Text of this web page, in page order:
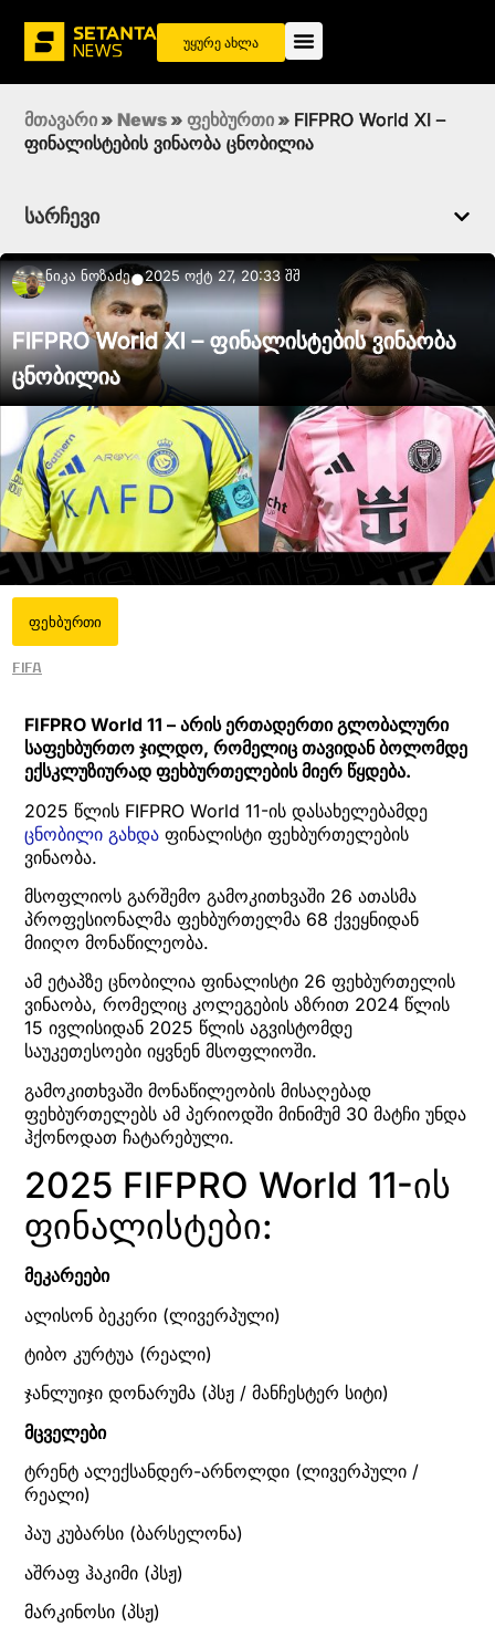
უყურე ახლა
მთავარი » News » ფეხბურთი » FIFPRO World XI –
ფინალისტების ვინაობა ცნობილია
სარჩევი
Ნიკა Ნოზაძე●2025 ოქტ 27, 20:33 შშ
FIFPRO World XI – ფინალისტების ვინაობა
ცნობილია
ფეხბურთი
FIFA
FIFPRO World 11 – არის ერთადერთი გლობალური
საფეხბურთო ჯილდო, რომელიც თავიდან ბოლომდე
ექსკლუზიურად ფეხბურთელების მიერ წყდება.
2025 წლის FIFPRO World 11-ის დასახელებამდე
ცნობილი გახდა ფინალისტი ფეხბურთელების
ვინაობა.
მსოფლიოს გარშემო გამოკითხვაში 26 ათასმა
პროფესიონალმა ფეხბურთელმა 68 ქვეყნიდან
მიიღო მონაწილეობა.
ამ ეტაპზე ცნობილია ფინალისტი 26 ფეხბურთელის
ვინაობა, რომელიც კოლეგების აზრით 2024 წლის
15 ივლისიდან 2025 წლის აგვისტომდე
საუკეთესოები იყვნენ მსოფლიოში.
გამოკითხვაში მონაწილეობის მისაღებად
ფეხბურთელებს ამ პერიოდში მინიმუმ 30 მატჩი უნდა
ჰქონოდათ ჩატარებული.
2025 FIFPRO World 11-ის
ფინალისტები:
მეკარეები
ალისონ ბეკერი (ლივერპული)
ტიბო კურტუა (რეალი)
ჯანლუიჯი დონარუმა (პსჟ / მანჩესტერ სიტი)
მცველები
ტრენტ ალექსანდერ-არნოლდი (ლივერპული /
რეალი)
პაუ კუბარსი (ბარსელონა)
აშრაფ ჰაკიმი (პსჟ)
მარკინოსი (პსჟ)